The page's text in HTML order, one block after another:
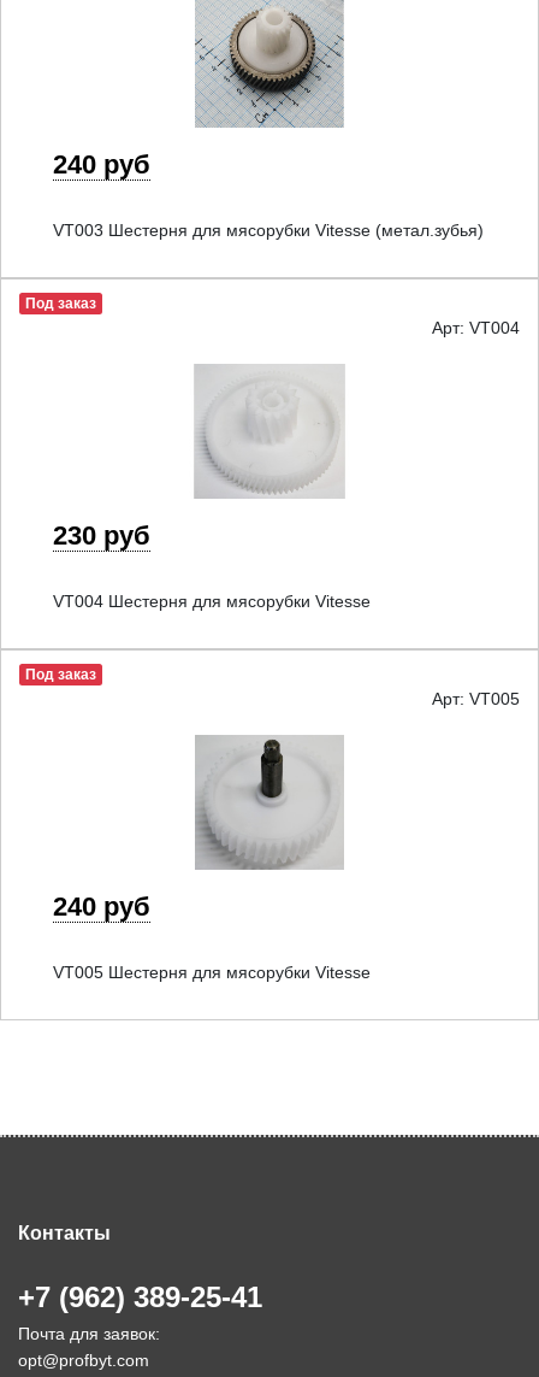
240 руб
VT003 Шестерня для мясорубки Vitesse (метал.зубья)
Под заказ
Арт: VT004
230 руб
VT004 Шестерня для мясорубки Vitesse
Под заказ
Арт: VT005
240 руб
VT005 Шестерня для мясорубки Vitesse
Контакты
+7 (962) 389-25-41
Почта для заявок:
opt@profbyt.com